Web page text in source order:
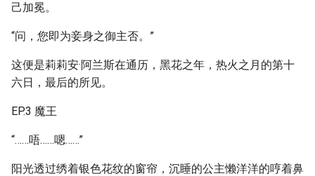
己加冕。
“问，您即为妾身之御主否。”
这便是莉莉安·阿兰斯在通历，黑花之年，热火之月的第十
六日，最后的所见。
EP.3 魔王
“……唔……嗯……”
阳光透过绣着银色花纹的窗帘，沉睡的公主懒洋洋的哼着鼻